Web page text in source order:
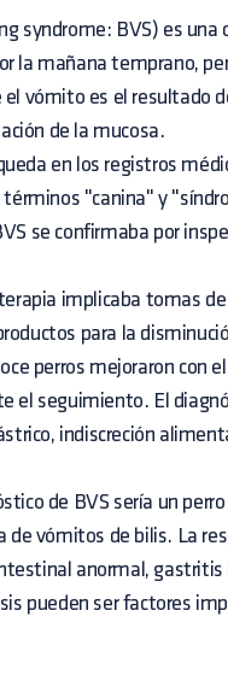
syndrome: BVS) es una
la mañana temprano,
vómito es el resultado
de la mucosa.
en los registros
términos "canina" y
se confirmaba por
implicaba tomas
para la
perros mejoraron con
el seguimiento. El
indiscreción
de BVS sería un
de vómitos de bilis. La
anormal, gastritis
pueden ser factores